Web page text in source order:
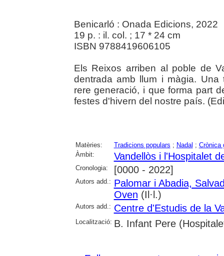
Benicarló : Onada Edicions, 2022
19 p. : il. col. ; 17 * 24 cm
ISBN 9788419606105
Els Reixos arriben al poble de
dentrada amb llum i màgia. Una
rere generació, i que forma part
festes d'hivern del nostre país.
Matèries: Tradicions populars ; Nadal ; Crònica
Àmbit:
Vandellòs i l'Hospitalet
Cronologia: [0000 - 2022]
Autors add.: Palomar i Abadia,
Oven (Il·l.)
Autors add.: Centre d'Estudis de la
Localització: B. Infant Pere